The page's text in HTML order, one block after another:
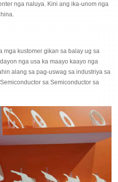
nga naluya. Kini ang ika-unom nga
mga kustomer gikan sa balay ug sa
nga usa ka maayo kaayo nga
alang sa pag-uswag sa industriya sa
sa Semiconductor sa